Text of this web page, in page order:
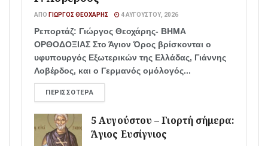
ΑΠΌ ΓΙΏΡΓΟΣ ΘΕΟΧΆΡΗΣ 4 ΑΥΓΟΎΣΤΟΥ, 2026
Ρεπορτάζ: Γιώργος Θεοχάρης- ΒΗΜΑ
ΟΡΘΟΔΟΞΙΑΣ Στο Άγιον Όρος βρίσκονται ο
υφυπουργός Εξωτερικών της Ελλάδας, Γιάννης
Λοβέρδος, και ο Γερμανός ομόλογός...
ΠΕΡΙΣΣΌΤΕΡΑ
5 Αυγούστου – Γιορτή σήμερα:
Άγιος Ευσίγνιος